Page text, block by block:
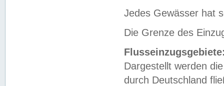
Jedes Gewässer hat
Die Grenze des
Dargestellt werden
durch Deutschland